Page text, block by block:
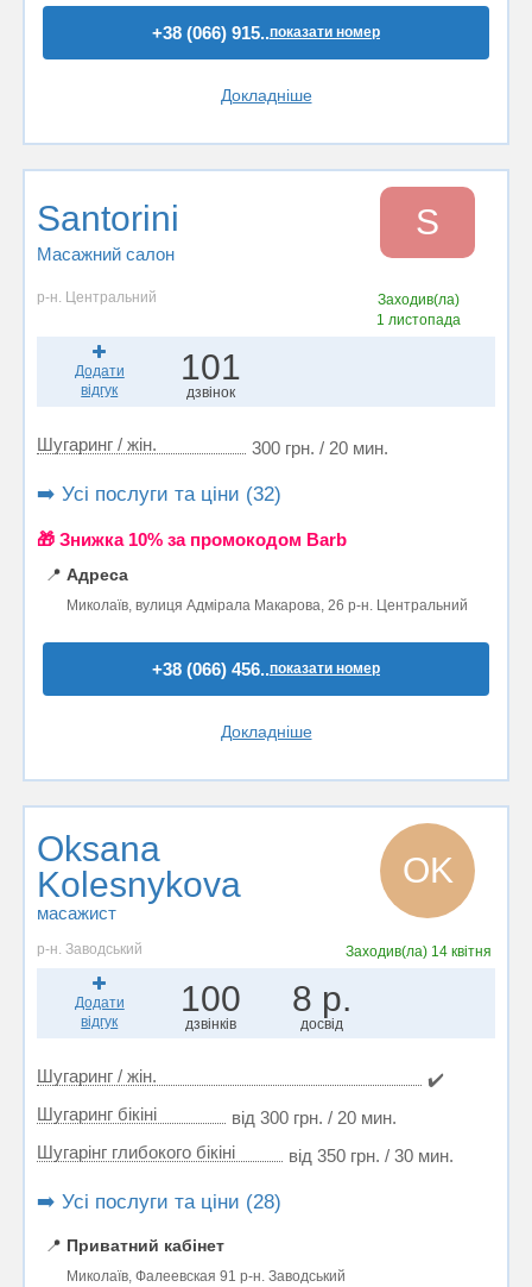
+38 (066) 915..показати номер
Докладніше
Santorini
Масажний салон
S
р-н. Центральний
Заходив(ла)
1 листопада
Додати
відгук
101
дзвінок
Шугаринг / жін. 300 грн. / 20 мин.
➡️ Усі послуги та ціни (32)
🎁 Знижка 10% за промокодом Barb
📍 Адреса
Миколаїв, вулиця Адмірала Макарова, 26 р-н. Центральний
+38 (066) 456..показати номер
Докладніше
Oksana
Kolesnykova
масажист
OK
р-н. Заводський Заходив(ла) 14 квітня
Додати
відгук
100
дзвінків
8 р.
досвід
Шугаринг / жін.
✔️
Шугаринг бікіні
від 300 грн. / 20 мин.
Шугарінг глибокого бікіні
від 350 грн. / 30 мин.
➡️ Усі послуги та ціни (28)
📍 Приватний кабінет
Миколаїв, Фалеевская 91 р-н. Заводський